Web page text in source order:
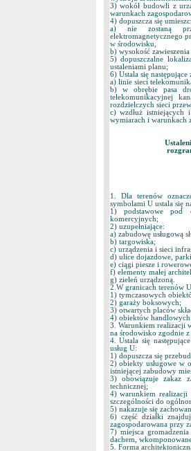
3) wokół budowli z
warunkach
4) dopuszcza się
a) nie zostaną
elektromagnetycznego
w środowisku,
b) wysokość
5) dopuszczalne
ustaleniami planu;
6) Ustala się
a) linie sieci
b) w obrębie pasa
telekomunikacyjnej
rozdzielczych sieci
c) wzdłuż istniejących
wymiarach i warunkach
1. Dla terenów
symbolami U ustala się
1) podstawowe pod
komercyjnych;
2) uzupełniające:
a) zabudowę usługową
b) targowiska;
c) urządzenia i sieci
d) ulice dojazdowe,
e) ciągi piesze i
f) elementy małej
g) zieleń urządzoną.
2.W granicach terenów
1) tymczasowych
2) garaży boksowych;
3) otwartych placów
4) obiektów
3. Warunkiem realizacji
na środowisko zgodnie
4. Ustala się
usług U:
1) dopuszcza się
2) obiekty usługowe w
istniejącej zabudowy
3) obowiązuje zakaz
technicznej;
4) warunkiem realizacji
szczególności do
5) nakazuje się
6) część działki
zagospodarowana przy
7) miejsca
dachem,
5. Forma